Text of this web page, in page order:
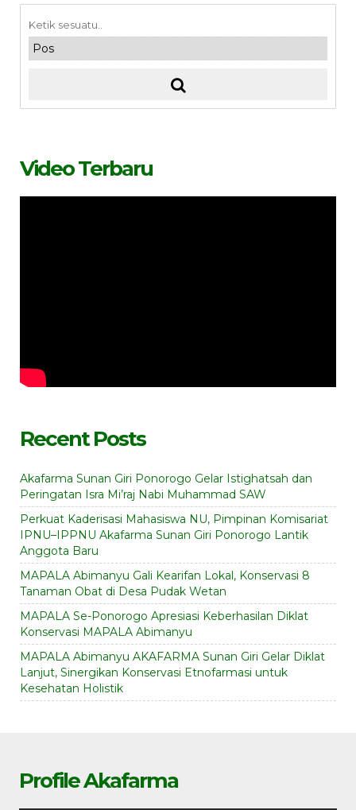
Video Terbaru
Recent Posts
Akafarma Sunan Giri Ponorogo Gelar Istighatsah dan
Peringatan Isra Mi’raj Nabi Muhammad SAW
Perkuat Kaderisasi Mahasiswa NU, Pimpinan Komisariat
IPNU–IPPNU Akafarma Sunan Giri Ponorogo Lantik
Anggota Baru
MAPALA Abimanyu Gali Kearifan Lokal, Konservasi 8
Tanaman Obat di Desa Pudak Wetan
MAPALA Se-Ponorogo Apresiasi Keberhasilan Diklat
Konservasi MAPALA Abimanyu
MAPALA Abimanyu AKAFARMA Sunan Giri Gelar Diklat
Lanjut, Sinergikan Konservasi Etnofarmasi untuk
Kesehatan Holistik
Profile Akafarma